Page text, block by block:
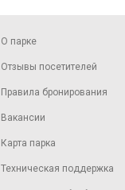
О парке
Отзывы посетителей
Правила бронирования
Вакансии
Карта парка
Техническая поддержка